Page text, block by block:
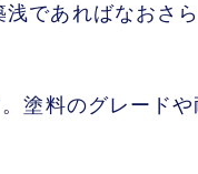
であればなおさ
塗料のグレード